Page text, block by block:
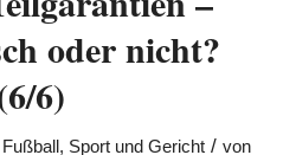
oder nicht?
6)
Fußball , Sport und Gericht / von